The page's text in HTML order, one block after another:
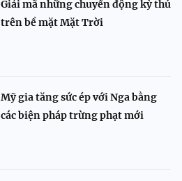
Giải mã những chuyển động kỳ thú
trên bề mặt Mặt Trời
Mỹ gia tăng sức ép với Nga bằng
các biện pháp trừng phạt mới